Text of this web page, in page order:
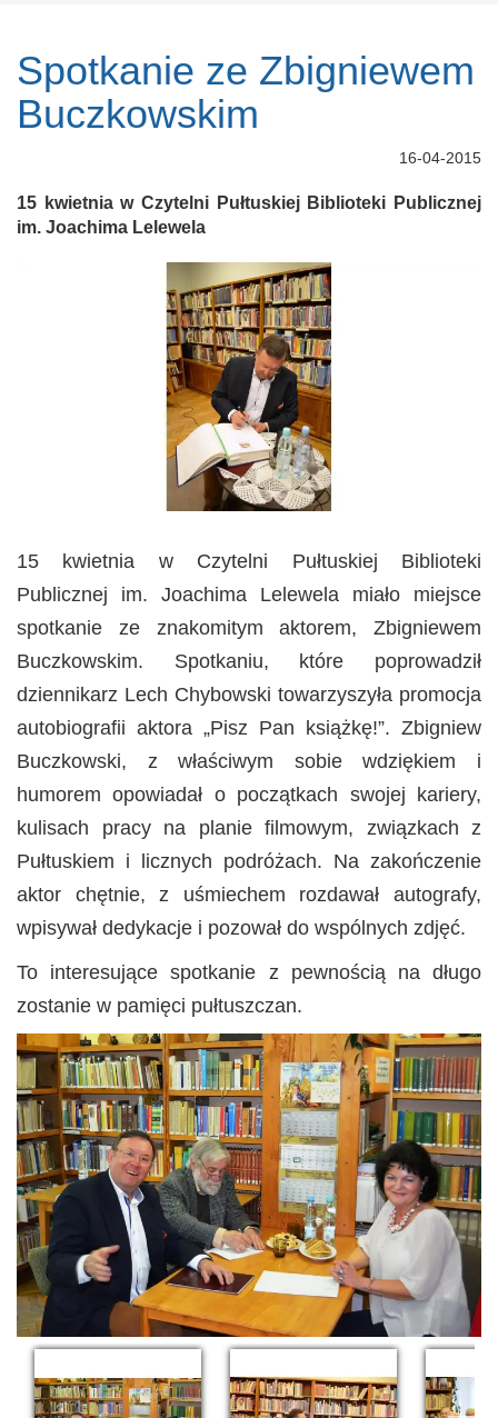
Spotkanie ze Zbigniewem
Buczkowskim
16-04-2015
15 kwietnia w Czytelni Pułtuskiej Biblioteki Publicznej
im. Joachima Lelewela
15 kwietnia w Czytelni Pułtuskiej Biblioteki
Publicznej im. Joachima Lelewela miało miejsce
spotkanie ze znakomitym aktorem, Zbigniewem
Buczkowskim. Spotkaniu, które poprowadził
dziennikarz Lech Chybowski towarzyszyła promocja
autobiografii aktora „Pisz Pan książkę!”. Zbigniew
Buczkowski, z właściwym sobie wdziękiem i
humorem opowiadał o początkach swojej kariery,
kulisach pracy na planie filmowym, związkach z
Pułtuskiem i licznych podróżach. Na zakończenie
aktor chętnie, z uśmiechem rozdawał autografy,
wpisywał dedykacje i pozował do wspólnych zdjęć.
To interesujące spotkanie z pewnością na długo
zostanie w pamięci pułtuszczan.